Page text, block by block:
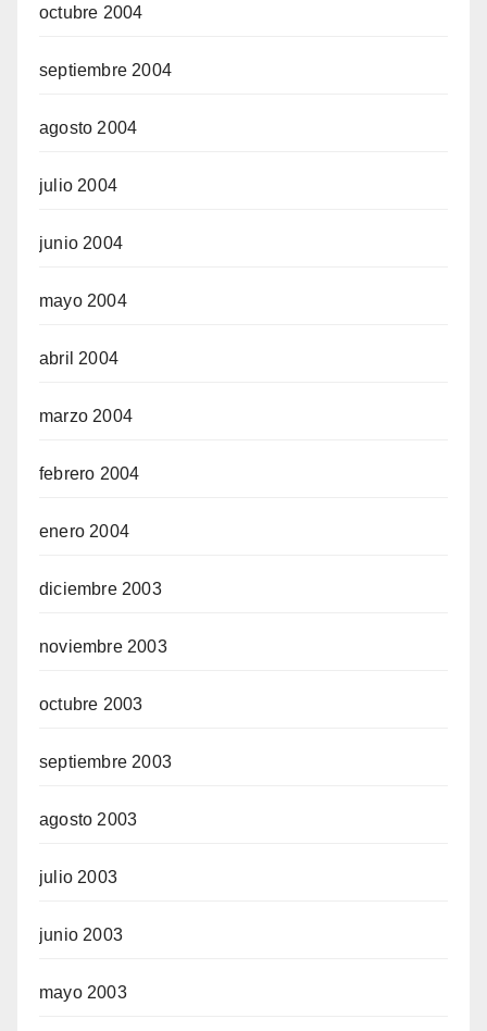
octubre 2004
septiembre 2004
agosto 2004
julio 2004
junio 2004
mayo 2004
abril 2004
marzo 2004
febrero 2004
enero 2004
diciembre 2003
noviembre 2003
octubre 2003
septiembre 2003
agosto 2003
julio 2003
junio 2003
mayo 2003